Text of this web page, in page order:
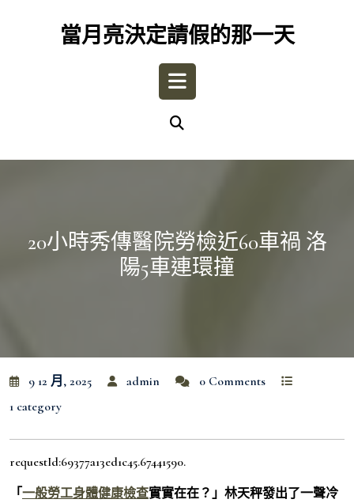
當月亮決定請假的那一天
Open
20小時秀傳醫院勞檢近60車禍 洛
陽5車連環撞
9 12 月, 2025 admin
0 Comments
1 category
requestId:69377a13ed1c45.67441590.
「一般勞工身體健康檢查實實在在？」林天秤發出了一聲冷